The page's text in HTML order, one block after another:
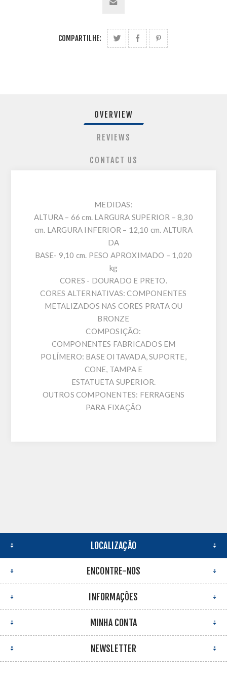
COMPARTILHE:
OVERVIEW
REVIEWS
CONTACT US
MEDIDAS:
ALTURA – 66 cm. LARGURA SUPERIOR – 8,30
cm. LARGURA INFERIOR – 12,10 cm. ALTURA
DA
BASE- 9,10 cm. PESO APROXIMADO – 1,020
kg
CORES - DOURADO E PRETO.
CORES ALTERNATIVAS: COMPONENTES
METALIZADOS NAS CORES PRATA OU
BRONZE
COMPOSIÇÃO:
COMPONENTES FABRICADOS EM
POLÍMERO: BASE OITAVADA, SUPORTE,
CONE, TAMPA E
ESTATUETA SUPERIOR.
OUTROS COMPONENTES: FERRAGENS
PARA FIXAÇÃO
LOCALIZAÇÃO
ENCONTRE-NOS
INFORMAÇÕES
MINHA CONTA
NEWSLETTER